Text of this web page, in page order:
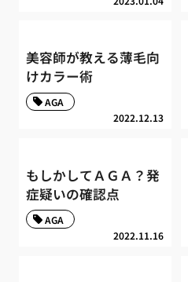
美容師が教える薄毛向
けカラー術
2022.12.13
AGA
もしかしてＡＧＡ？発
症疑いの確認点
2022.11.16
AGA